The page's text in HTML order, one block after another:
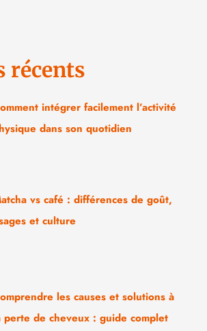
récents
intégrer facilement l’activité
dans son quotidien
vs café : différences de goût,
et culture
les causes et solutions à
perte de cheveux : guide complet